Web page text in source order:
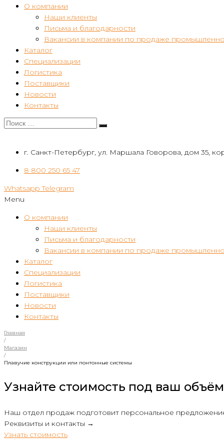
О компании
Наши клиенты
Письма и благодарности
Вакансии в компании по продаже
Каталог
Специализации
Логистика
Поставщики
Новости
Контакты
г. Санкт-Петербург, ул. Маршала Говорова, дом 35,
8 800 250 65 47
Whatsapp Telegram
Menu
О компании
Наши клиенты
Письма и благодарности
Вакансии в компании по продаже
Каталог
Специализации
Логистика
Поставщики
Новости
Контакты
Главная
/
Магазин
/
Плавучие конструкции или понтонные системы
Узнайте стоимость под ваш объём
Наш отдел продаж подготовит персональное
Реквизиты и контакты →
Узнать стоимость